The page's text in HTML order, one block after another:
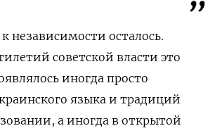
независимости осталось.
советской власти это
иногда просто
языка и традиций
а иногда в открытой